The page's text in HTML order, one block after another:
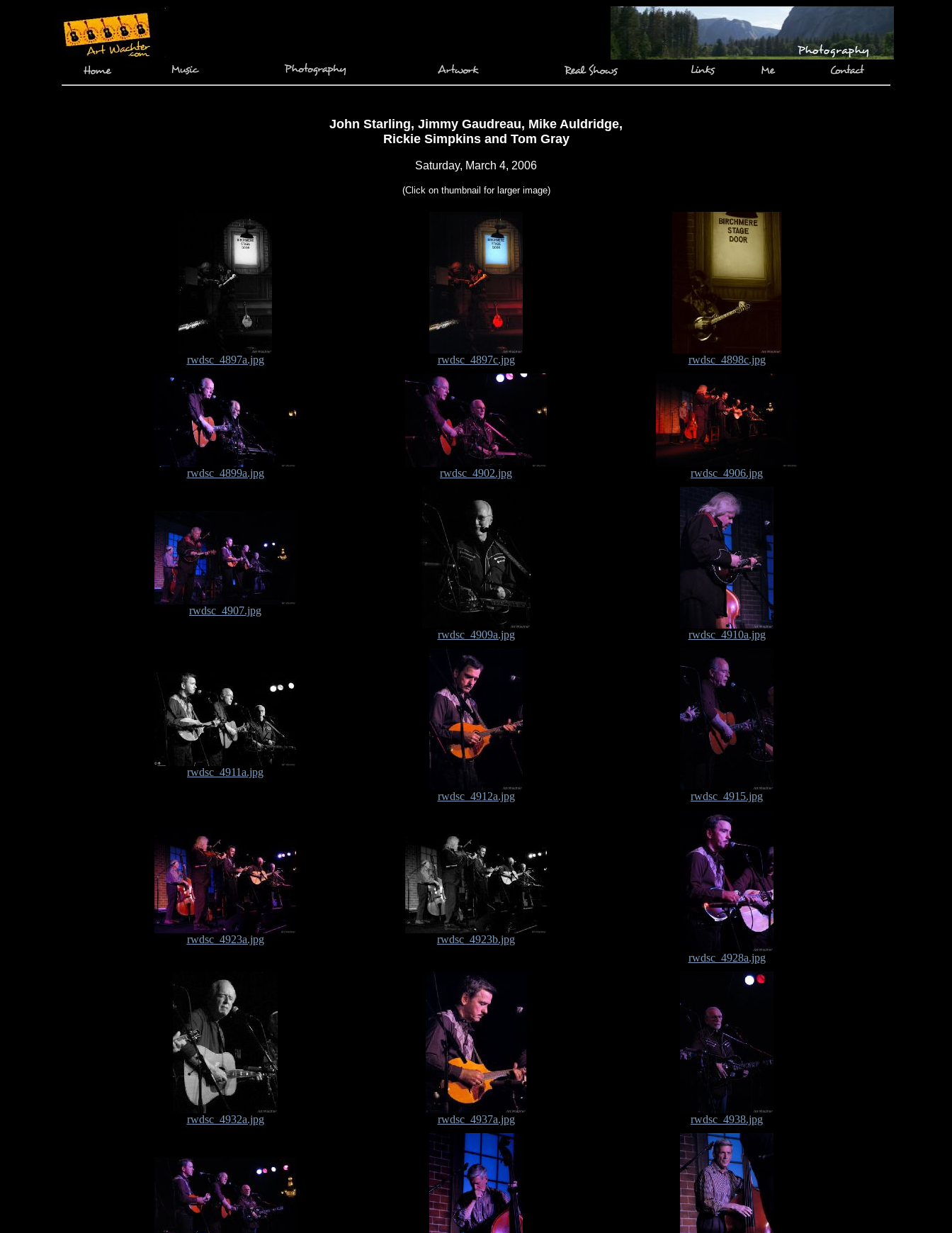
John Starling, Jimmy Gaudreau, Mike Auldridge,
Rickie Simpkins and Tom Gray
Saturday, March 4, 2006
(Click on thumbnail for larger image)
rwdsc_4897a.jpg rwdsc_4897c.jpg rwdsc_4898c.jpg
rwdsc_4899a.jpg rwdsc_4902.jpg rwdsc_4906.jpg
rwdsc_4907.jpg
rwdsc_4909a.jpg
rwdsc_4910a.jpg
rwdsc_4911a.jpg
rwdsc_4912a.jpg
rwdsc_4915.jpg
rwdsc_4923a.jpg
rwdsc_4923b.jpg
rwdsc_4928a.jpg
rwdsc_4932a.jpg rwdsc_4937a.jpg rwdsc_4938.jpg